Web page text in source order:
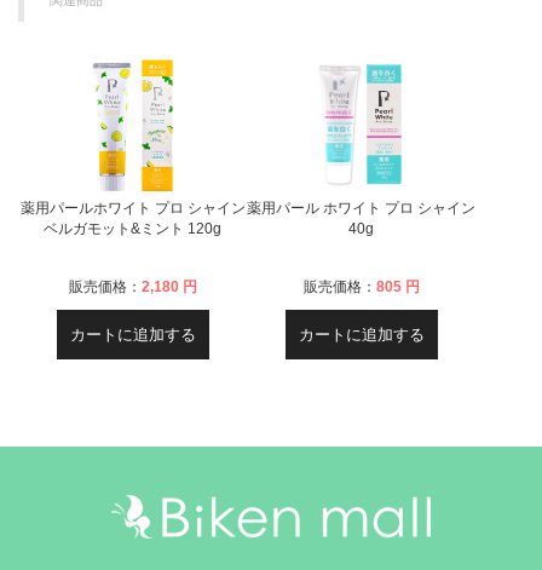
薬用パールホワイト プロ シャイン
ベルガモット&ミント 120g
販売価格： 2,180 円
カートに追加する
薬用パール ホワイト プロ シャイン
40g
販売価格： 805 円
カートに追加する